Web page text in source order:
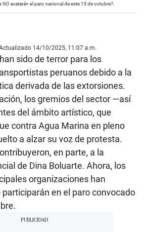
acatarán el paro nacional de este 15 de octubre?.
14/10/2025, 11:07 a.m.
sido de terror para los
peruanos debido a la
derivada de las extorsiones.
los gremios del sector —así
del ámbito artístico, que
contra Agua Marina en pleno
a alzar su voz de protesta.
en parte, a la
de Dina Boluarte. Ahora, los
organizaciones han
en el paro convocado